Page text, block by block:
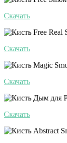
Скачать
Скачать
Скачать
Скачать